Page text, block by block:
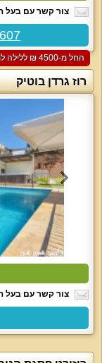
צור קשר עם בעל
052-
החל מ-‏4500 ₪ ללילה למזמינים 3 לילות בסופ"ש הקרוב
רוז גרדן בוטיק
צור קשר עם בעל